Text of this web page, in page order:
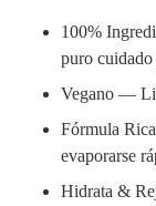
100%
puro
Vegano —
Fórmula
evaporarse
Hidrata &